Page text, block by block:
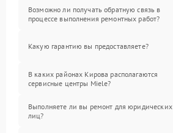
Возможно ли получать обратную связь в
процессе выполнения ремонтных работ?
Какую гарантию вы предоставляете?
В каких районах Кирова располагаются
сервисные центры Miele?
Выполняете ли вы ремонт для юридических
лиц?